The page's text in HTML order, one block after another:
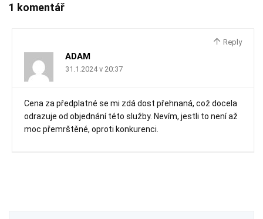
1 komentář
Reply
ADAM
31.1.2024 v 20:37
Cena za předplatné se mi zdá dost přehnaná, což docela
odrazuje od objednání této služby. Nevím, jestli to není až
moc přemrštěné, oproti konkurenci.